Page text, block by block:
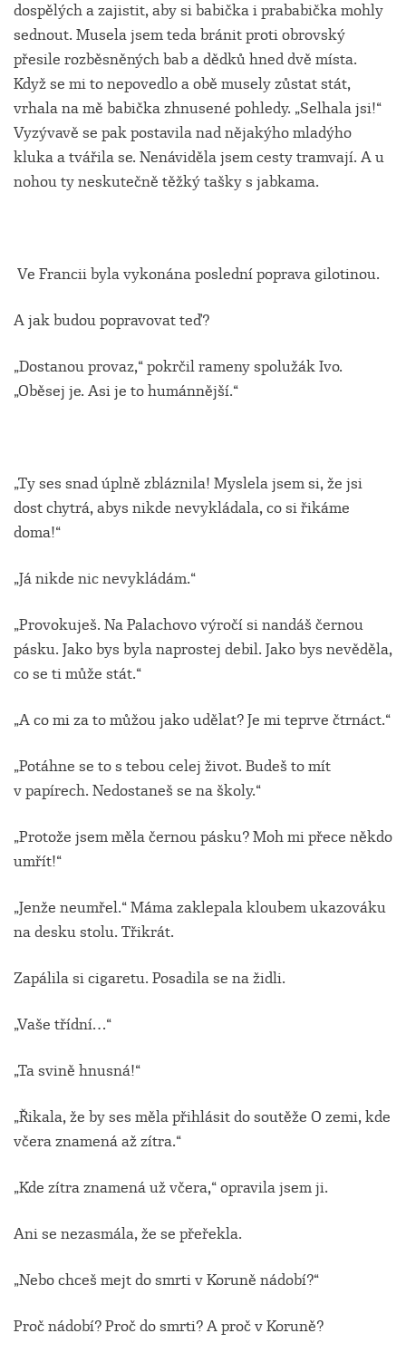
dospělých a zajistit, aby si babička i prababička mohly
sednout. Musela jsem teda bránit proti obrovský
přesile rozběsněných bab a dědků hned dvě místa.
Když se mi to nepovedlo a obě musely zůstat stát,
vrhala na mě babička zhnusené pohledy. „Selhala jsi!“
Vyzývavě se pak postavila nad nějakýho mladýho
kluka a tvářila se. Nenáviděla jsem cesty tramvají. A u
nohou ty neskutečně těžký tašky s jabkama.
Ve Francii byla vykonána poslední poprava gilotinou.
A jak budou popravovat teď?
„Dostanou provaz,“ pokrčil rameny spolužák Ivo.
„Oběsej je. Asi je to humánnější.“
„Ty ses snad úplně zbláznila! Myslela jsem si, že jsi
dost chytrá, abys nikde nevykládala, co si řikáme
doma!“
„Já nikde nic nevykládám.“
„Provokuješ. Na Palachovo výročí si nandáš černou
pásku. Jako bys byla naprostej debil. Jako bys nevěděla,
co se ti může stát.“
„A co mi za to můžou jako udělat? Je mi teprve čtrnáct.“
„Potáhne se to s tebou celej život. Budeš to mít
v papírech. Nedostaneš se na školy.“
„Protože jsem měla černou pásku? Moh mi přece někdo
umřít!“
„Jenže neumřel.“ Máma zaklepala kloubem ukazováku
na desku stolu. Třikrát.
Zapálila si cigaretu. Posadila se na židli.
„Vaše třídní…“
„Ta svině hnusná!“
„Řikala, že by ses měla přihlásit do soutěže O zemi, kde
včera znamená až zítra.“
„Kde zítra znamená už včera,“ opravila jsem ji.
Ani se nezasmála, že se přeřekla.
„Nebo chceš mejt do smrti v Koruně nádobí?“
Proč nádobí? Proč do smrti? A proč v Koruně?